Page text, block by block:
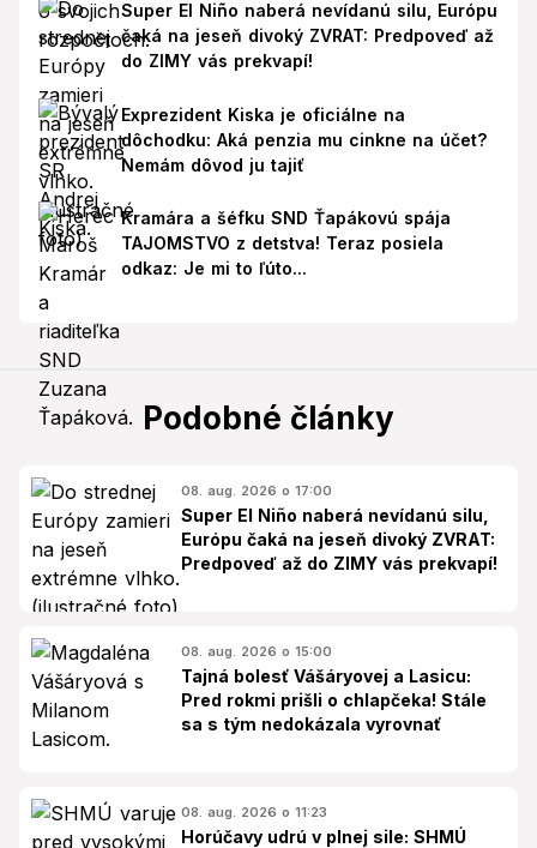
Super El Niño naberá nevídanú silu, Európu
čaká na jeseň divoký ZVRAT: Predpoveď až
do ZIMY vás prekvapí!
Exprezident Kiska je oficiálne na
dôchodku: Aká penzia mu cinkne na účet?
Nemám dôvod ju tajiť
Kramára a šéfku SND Ťapákovú spája
TAJOMSTVO z detstva! Teraz posiela
odkaz: Je mi to ľúto...
Podobné články
08. aug. 2026 o 17:00
Super El Niño naberá nevídanú silu,
Európu čaká na jeseň divoký ZVRAT:
Predpoveď až do ZIMY vás prekvapí!
08. aug. 2026 o 15:00
Tajná bolesť Vášáryovej a Lasicu:
Pred rokmi prišli o chlapčeka! Stále
sa s tým nedokázala vyrovnať
08. aug. 2026 o 11:23
Horúčavy udrú v plnej sile: SHMÚ